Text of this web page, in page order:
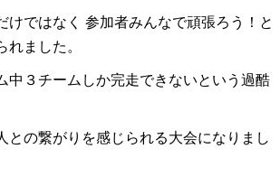
けではなく 参加者みんなで頑張ろう！と
れました。
中３チームしか完走できないという過酷
の繋がりを感じられる大会になりまし